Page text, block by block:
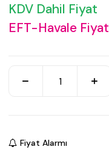
KDV Dahil Fiyat
EFT-Havale Fiyat
Fiyat Alarmı